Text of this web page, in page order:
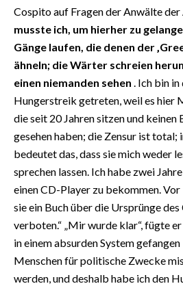
Cospito auf Fragen der Anwälte der
musste ich, um hierher zu
Gänge laufen, die denen der
ähneln; die Wärter schreien
einen niemanden sehen . Ich bin in
Hungerstreik getreten, weil es hier
die seit 20 Jahren sitzen und keinen
gesehen haben; die Zensur ist total;
bedeutet das, dass sie mich weder
sprechen lassen. Ich habe zwei
einen CD-Player zu bekommen.
sie ein Buch über die Ursprünge
verboten.“ „Mir wurde klar“, fügte er
in einem absurden System
Menschen für politische Zwecke
werden, und deshalb habe ich den